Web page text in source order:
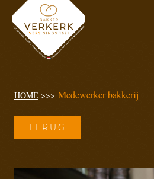
HOME >>> Medewerker bakkerij
TERUG